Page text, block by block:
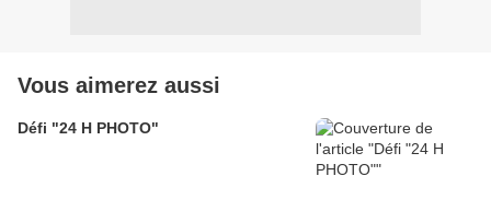
Vous aimerez aussi
Défi "24 H PHOTO"